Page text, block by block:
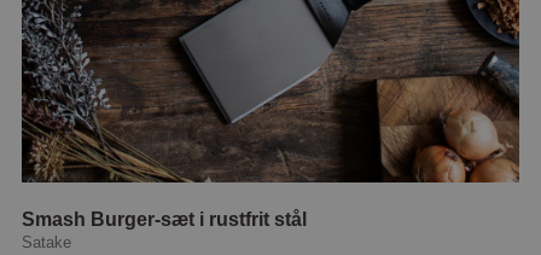
Smash Burger-sæt i rustfrit stål
Satake